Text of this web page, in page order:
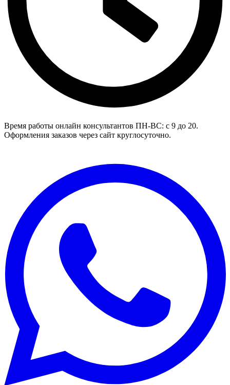
Время работы онлайн консультантов ПН-ВС: с 9 до 20.
Оформления заказов через сайт круглосуточно.